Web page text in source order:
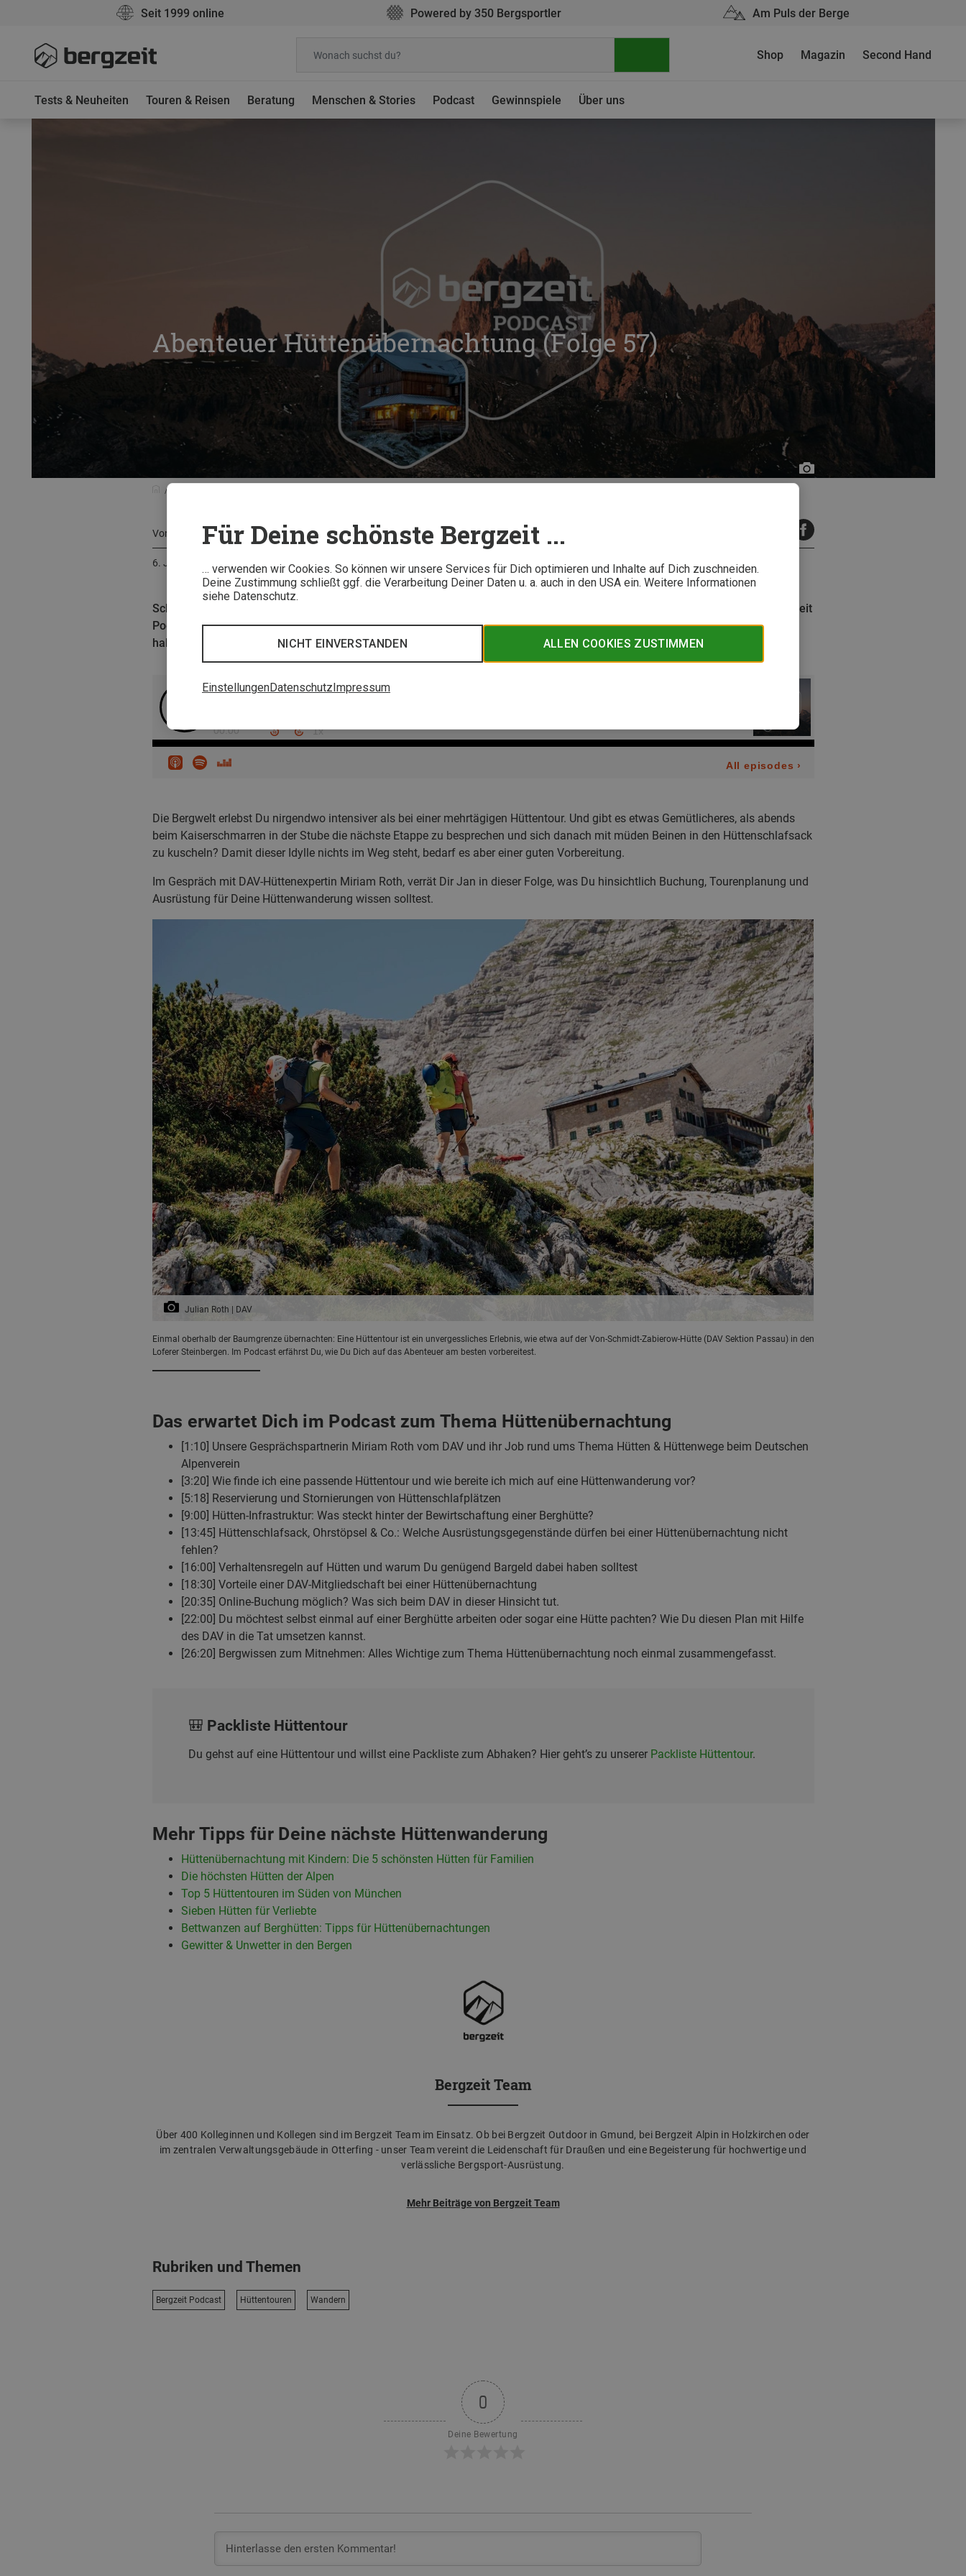
Für Deine schönste Bergzeit ...
… verwenden wir Cookies. So können wir unsere Services für Dich optimieren und Inhalte auf Dich zuschneiden.
Deine Zustimmung schließt ggf. die Verarbeitung Deiner Daten u. a. auch in den USA ein. Weitere Informationen
siehe Datenschutz.
ALLEN COOKIES ZUSTIMMEN
NICHT EINVERSTANDEN
EinstellungenDatenschutzImpressum
Seit 1999 online Powered by 350 Bergsportler Am Puls der Berge
Tests & Neuheiten Touren & Reisen Beratung Menschen & Stories Podcast Gewinnspiele Über uns
Shop Magazin Second Hand
Abenteuer Hüttenübernachtung (Folge 57)
Foto:
DAV
Bremen/Johann
C.
Von Bergzeit Team
6. Juni 2024
Schnarcher im Bettenlager, müffelnde Bergschuhe im Zimmer oder ein feuchter Hüttenschlafsack? In dieser Folge des Bergzeit
Podcast verrät Dir die DAV-Expertin Miriam Roth, mit welchen Kniffen Deine Hüttenübernachtung gelingt und was Du dabei
haben solltest.
Die Bergwelt erlebst Du nirgendwo intensiver als bei einer mehrtägigen Hüttentour. Und gibt es etwas Gemütlicheres, als abends
beim Kaiserschmarren in der Stube die nächste Etappe zu besprechen und sich danach mit müden Beinen in den Hüttenschlafsack
zu kuscheln? Damit dieser Idylle nichts im Weg steht, bedarf es aber einer guten Vorbereitung.
Im Gespräch mit DAV-Hüttenexpertin Miriam Roth, verrät Dir Jan in dieser Folge, was Du hinsichtlich Buchung, Tourenplanung und
Ausrüstung für Deine Hüttenwanderung wissen solltest.
Julian Roth | DAV
Einmal oberhalb der Baumgrenze übernachten: Eine Hüttentour ist ein unvergessliches Erlebnis, wie etwa auf der Von-Schmidt-Zabierow-Hütte (DAV Sektion Passau) in den
Loferer Steinbergen. Im Podcast erfährst Du, wie Du Dich auf das Abenteuer am besten vorbereitest.
Das erwartet Dich im Podcast zum Thema Hüttenübernachtung
[1:10] Unsere Gesprächspartnerin Miriam Roth vom DAV und ihr Job rund ums Thema Hütten & Hüttenwege beim Deutschen
Alpenverein
[3:20] Wie finde ich eine passende Hüttentour und wie bereite ich mich auf eine Hüttenwanderung vor?
[5:18] Reservierung und Stornierungen von Hüttenschlafplätzen
[9:00] Hütten-Infrastruktur: Was steckt hinter der Bewirtschaftung einer Berghütte?
[13:45] Hüttenschlafsack, Ohrstöpsel & Co.: Welche Ausrüstungsgegenstände dürfen bei einer Hüttenübernachtung nicht
fehlen?
[16:00] Verhaltensregeln auf Hütten und warum Du genügend Bargeld dabei haben solltest
[18:30] Vorteile einer DAV-Mitgliedschaft bei einer Hüttenübernachtung
[20:35] Online-Buchung möglich? Was sich beim DAV in dieser Hinsicht tut.
[22:00] Du möchtest selbst einmal auf einer Berghütte arbeiten oder sogar eine Hütte pachten? Wie Du diesen Plan mit Hilfe
des DAV in die Tat umsetzen kannst.
[26:20] Bergwissen zum Mitnehmen: Alles Wichtige zum Thema Hüttenübernachtung noch einmal zusammengefasst.
🎒 Packliste Hüttentour
Du gehst auf eine Hüttentour und willst eine Packliste zum Abhaken? Hier geht’s zu unserer Packliste Hüttentour.
Mehr Tipps für Deine nächste Hüttenwanderung
Hüttenübernachtung mit Kindern: Die 5 schönsten Hütten für Familien
Die höchsten Hütten der Alpen
Top 5 Hüttentouren im Süden von München
Sieben Hütten für Verliebte
Bettwanzen auf Berghütten: Tipps für Hüttenübernachtungen
Gewitter & Unwetter in den Bergen
Bergzeit Team
Über 400 Kolleginnen und Kollegen sind im Bergzeit Team im Einsatz. Ob bei Bergzeit Outdoor in Gmund, bei Bergzeit Alpin in Holzkirchen oder
im zentralen Verwaltungsgebäude in Otterfing - unser Team vereint die Leidenschaft für Draußen und eine Begeisterung für hochwertige und
verlässliche Bergsport-Ausrüstung.
Mehr Beiträge von Bergzeit Team
Rubriken und Themen
Bergzeit Podcast Hüttentouren Wandern
0
Deine Bewertung